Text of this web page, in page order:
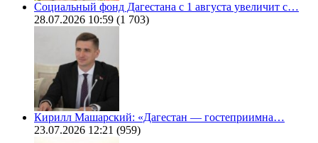
Социальный фонд Дагестана с 1 августа увеличит с…
28.07.2026 10:59 (1 703)
Кирилл Машарский: «Дагестан — гостеприимна…
23.07.2026 12:21 (959)